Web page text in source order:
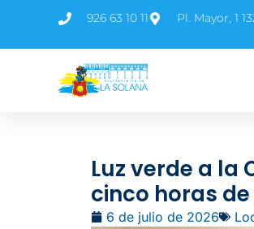
926 63 10 11 Pl. Mayor, 1
Luz verde a la
cinco horas
6 de julio de 2026